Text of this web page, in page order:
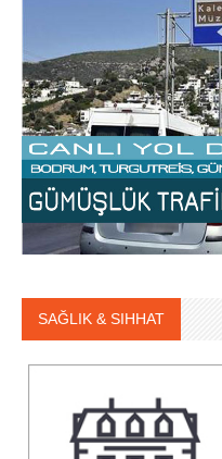
SAĞLIK & SIHHAT